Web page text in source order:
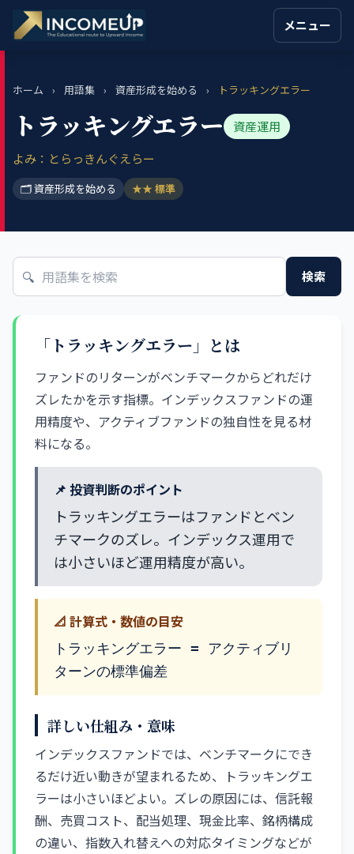
メニュー
ホーム › 用語集 › 資産形成を始める › トラッキングエラー
トラッキングエラー
資産運用
よみ：とらっきんぐえらー
🗂 資産形成を始める ★★ 標準
🔍 検索
「トラッキングエラー」とは
ファンドのリターンがベンチマークからどれだけ
ズレたかを示す指標。インデックスファンドの運
用精度や、アクティブファンドの独自性を見る材
料になる。
📌 投資判断のポイント
トラッキングエラーはファンドとベン
チマークのズレ。インデックス運用で
は小さいほど運用精度が高い。
📐 計算式・数値の目安
トラッキングエラー = アクティブリ
ターンの標準偏差
詳しい仕組み・意味
インデックスファンドでは、ベンチマークにでき
るだけ近い動きが望まれるため、トラッキングエ
ラーは小さいほどよい。ズレの原因には、信託報
酬、売買コスト、配当処理、現金比率、銘柄構成
の違い、指数入れ替えへの対応タイミングなどが